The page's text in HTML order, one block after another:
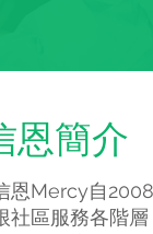
恩簡介
恩Mercy自
社區服務各階